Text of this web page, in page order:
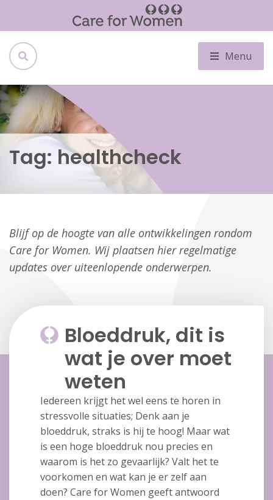
Menu
Tag: healthcheck
Blijf op de hoogte van alle ontwikkelingen rondom
Care for Women. Wij plaatsen hier regelmatige
updates over uiteenlopende onderwerpen.
Bloeddruk, dit is
wat je over moet
weten
Iedereen krijgt het wel eens te horen in
stressvolle situaties; Denk aan je
bloeddruk, straks is hij te hoog! Maar wat
is een hoge bloeddruk nou precies en
waarom is het zo gevaarlijk? Valt het te
voorkomen en wat kan je er zelf aan
doen? Care for Women geeft antwoord